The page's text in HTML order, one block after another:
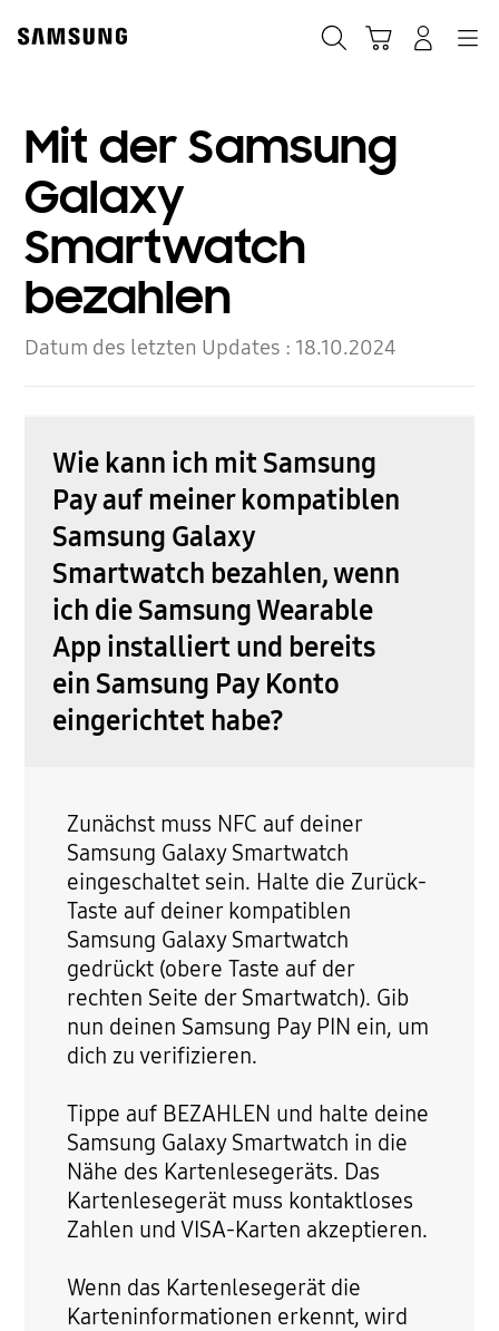
content
accessibility
Mit der Samsung
Galaxy
Smartwatch
bezahlen
Datum des letzten Updates : 18.10.2024
Wie kann ich mit Samsung
Pay auf meiner kompatiblen
Samsung Galaxy
Smartwatch bezahlen, wenn
ich die Samsung Wearable
App installiert und bereits
ein Samsung Pay Konto
eingerichtet habe?
Zunächst muss NFC auf deiner
Samsung Galaxy Smartwatch
eingeschaltet sein. Halte die Zurück-
Taste auf deiner kompatiblen
Samsung Galaxy Smartwatch
gedrückt (obere Taste auf der
rechten Seite der Smartwatch). Gib
nun deinen Samsung Pay PIN ein, um
dich zu verifizieren.
Tippe auf BEZAHLEN und halte deine
Samsung Galaxy Smartwatch in die
Nähe des Kartenlesegeräts. Das
Kartenlesegerät muss kontaktloses
Zahlen und VISA-Karten akzeptieren.
Wenn das Kartenlesegerät die
Karteninformationen erkennt, wird